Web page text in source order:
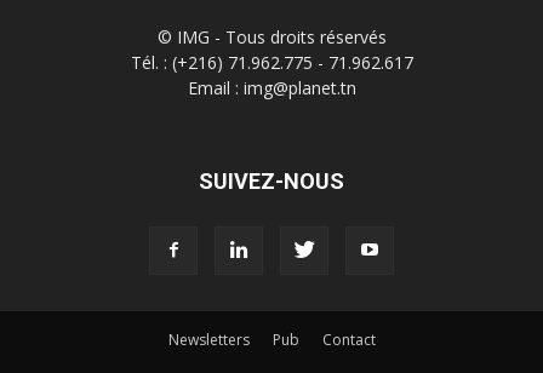
© IMG - Tous droits réservés
Tél. : (+216) 71.962.775 - 71.962.617
Email : img@planet.tn
SUIVEZ-NOUS
Newsletters Pub
Contact